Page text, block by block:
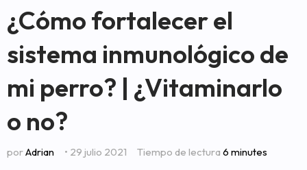
¿Cómo fortalecer el
sistema inmunológico de
mi perro? | ¿Vitaminarlo
o no?
porAdrian • 29 julio 2021 Tiempo de lectura 6 minutes